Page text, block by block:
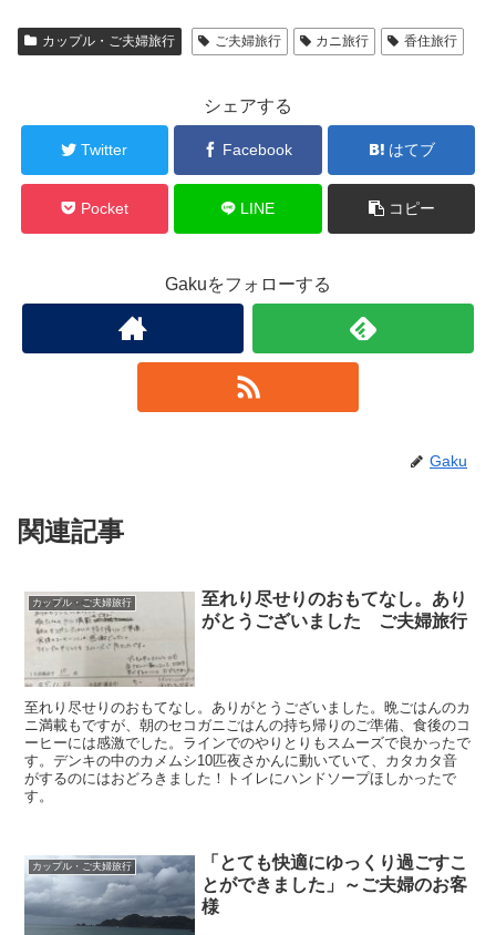
カップル・ご夫婦旅行 ご夫婦旅行 カニ旅行 香住旅行
シェアする
Twitter Facebook はてブ
Pocket LINE コピー
Gakuをフォローする
Gaku
関連記事
カップル・ご夫婦旅行
至れり尽せりのおもてなし。あり
がとうございました ご夫婦旅行
至れり尽せりのおもてなし。ありがとうございました。晩ごはんのカ
ニ満載もですが、朝のセコガニごはんの持ち帰りのご準備、食後のコ
ーヒーには感激でした。ラインでのやりとりもスムーズで良かったで
す。デンキの中のカメムシ10匹夜さかんに動いていて、カタカタ音
がするのにはおどろきました！トイレにハンドソープほしかったで
す。
カップル・ご夫婦旅行
「とても快適にゆっくり過ごすこ
とができました」～ご夫婦のお客
様